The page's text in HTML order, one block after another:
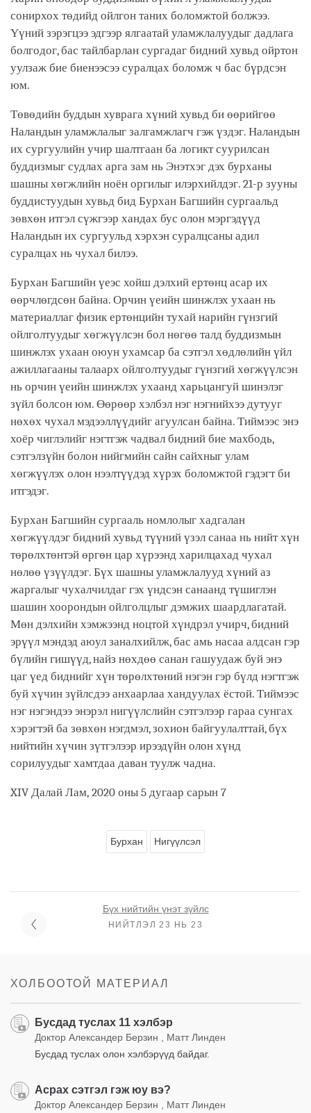
сонирхох төдийд ойлгон таних боломжтой болжээ.
Үүний зэрэгцээ эдгээр ялгаатай уламжлалуудыг дадлага
болгодог, бас тайлбарлан сургадаг бидний хувьд ойртон
уулзаж бие биенээсээ суралцах боломж ч бас бүрдсэн
юм.
Төвөдийн буддын хуврага хүний хувьд би өөрийгөө
Наландын уламжлалыг залгамжлагч гэж үздэг. Наландын
их сургуулийн учир шалтгаан ба логикт суурилсан
буддизмыг судлах арга зам нь Энэтхэг дэх бурханы
шашны хөгжлийн ноён оргилыг илэрхийлдэг. 21-р зууны
буддистуудын хувьд бид Бурхан Багшийн сургаальд
зөвхөн итгэл сүжгээр хандах бус олон мэргэдүүд
Наландын их сургуульд хэрхэн суралцсаны адил
суралцах нь чухал билээ.
Бурхан Багшийн үеэс хойш дэлхий ертөнц асар их
өөрчлөгдсөн байна. Орчин үеийн шинжлэх ухаан нь
материаллаг физик ертөнцийн тухай нарийн гүнзгий
ойлголтуудыг хөгжүүлсэн бол нөгөө талд буддизмын
шинжлэх ухаан оюун ухамсар ба сэтгэл хөдлөлийн үйл
ажиллагааны талаарх ойлголтуудыг гүнзгий хөгжүүлсэн
нь орчин үеийн шинжлэх ухаанд харьцангуй шинэлэг
зүйл болсон юм. Өөрөөр хэлбэл нэг нэгнийхээ дутууг
нөхөх чухал мэдээллүүдийг агуулсан байна. Тиймээс энэ
хоёр чиглэлийг нэгтгэж чадвал бидний бие махбодь,
сэтгэлзүйн болон нийгмийн сайн сайхныг улам
хөгжүүлэх олон нээлтүүдэд хүрэх боломжтой гэдэгт би
итгэдэг.
Бурхан Багшийн сургааль номлолыг хадгалан
хөгжүүлдэг бидний хувьд түүний үзэл санаа нь нийт хүн
төрөлхтөнтэй өргөн цар хүрээнд харилцахад чухал
нөлөө үзүүлдэг. Бүх шашны уламжлалууд хүний аз
жаргалыг чухалчилдаг гэх үндсэн санаанд түшиглэн
шашин хоорондын ойлголцлыг дэмжих шаардлагатай.
Мөн дэлхийн хэмжээнд ноцтой хүндрэл учирч, бидний
эрүүл мэндэд аюул заналхийлж, бас амь насаа алдсан гэр
бүлийн гишүүд, найз нөхдөө санан гашуудаж буй энэ
цаг үед биднийг хүн төрөлхтөний нэгэн гэр бүлд нэгтгэж
буй хүчин зүйлсдээ анхаарлаа хандуулах ёстой. Тиймээс
нэг нэгэндээ энэрэл нигүүлслийн сэтгэлээр гараа сунгах
хэрэгтэй ба зөвхөн нэгдмэл, зохион байгуулалттай, бүх
нийтийн хүчин зүтгэлээр ирээдүйн олон хүнд
сорилуудыг хамтдаа даван туулж чадна.
XIV Далай Лам, 2020 оны 5 дугаар сарын 7
Бурхан Нигүүлсэл
Бүх нийтийн үнэт зүйлс
НИЙТЛЭЛ 23 НЬ 23
ХОЛБООТОЙ МАТЕРИАЛ
Бусдад туслах 11 хэлбэр
Доктор Александер Берзин , Матт Линден
Бусдад туслах олон хэлбэрүүд байдаг.
Асрах сэтгэл гэж юу вэ?
Доктор Александер Берзин , Матт Линден